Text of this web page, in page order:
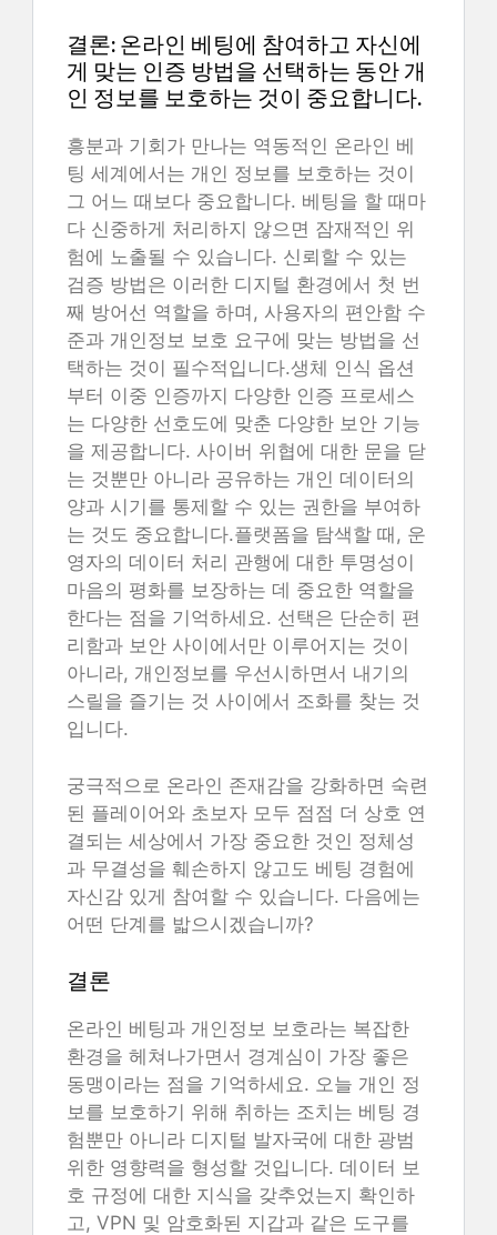
결론: 온라인 베팅에 참여하고 자신에
게 맞는 인증 방법을 선택하는 동안 개
인 정보를 보호하는 것이 중요합니다.
흥분과 기회가 만나는 역동적인 온라인 베
팅 세계에서는 개인 정보를 보호하는 것이
그 어느 때보다 중요합니다. 베팅을 할 때마
다 신중하게 처리하지 않으면 잠재적인 위
험에 노출될 수 있습니다. 신뢰할 수 있는
검증 방법은 이러한 디지털 환경에서 첫 번
째 방어선 역할을 하며, 사용자의 편안함 수
준과 개인정보 보호 요구에 맞는 방법을 선
택하는 것이 필수적입니다.생체 인식 옵션
부터 이중 인증까지 다양한 인증 프로세스
는 다양한 선호도에 맞춘 다양한 보안 기능
을 제공합니다. 사이버 위협에 대한 문을 닫
는 것뿐만 아니라 공유하는 개인 데이터의
양과 시기를 통제할 수 있는 권한을 부여하
는 것도 중요합니다.플랫폼을 탐색할 때, 운
영자의 데이터 처리 관행에 대한 투명성이
마음의 평화를 보장하는 데 중요한 역할을
한다는 점을 기억하세요. 선택은 단순히 편
리함과 보안 사이에서만 이루어지는 것이
아니라, 개인정보를 우선시하면서 내기의
스릴을 즐기는 것 사이에서 조화를 찾는 것
입니다.
궁극적으로 온라인 존재감을 강화하면 숙련
된 플레이어와 초보자 모두 점점 더 상호 연
결되는 세상에서 가장 중요한 것인 정체성
과 무결성을 훼손하지 않고도 베팅 경험에
자신감 있게 참여할 수 있습니다. 다음에는
어떤 단계를 밟으시겠습니까?
결론
온라인 베팅과 개인정보 보호라는 복잡한
환경을 헤쳐나가면서 경계심이 가장 좋은
동맹이라는 점을 기억하세요. 오늘 개인 정
보를 보호하기 위해 취하는 조치는 베팅 경
험뿐만 아니라 디지털 발자국에 대한 광범
위한 영향력을 형성할 것입니다. 데이터 보
호 규정에 대한 지식을 갖추었는지 확인하
고, VPN 및 암호화된 지갑과 같은 도구를